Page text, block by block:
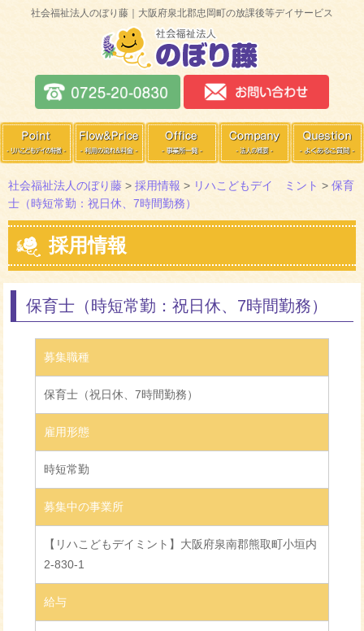
社会福祉法人のぼり藤｜大阪府泉北郡忠岡町の放課後等デイサービス
社会福祉法人のぼり藤 > 採用情報 > リハこどもデイ ミント > 保育
士（時短常勤：祝日休、7時間勤務）
採用情報
保育士（時短常勤：祝日休、7時間勤務）
募集職種
保育士（祝日休、7時間勤務）
雇用形態
時短常勤
募集中の事業所
【リハこどもデイミント】大阪府泉南郡熊取町小垣内
2-830-1
給与